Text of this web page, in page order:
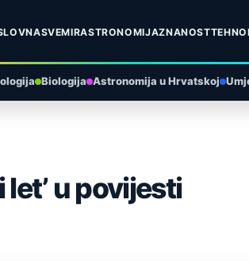
SVEMIRASTRONOMIJAZNANOST
Biologija Astronomija u Hrvatskoj
u povijesti